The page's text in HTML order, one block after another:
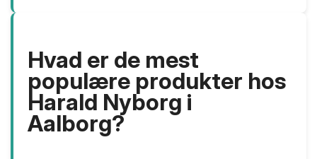
Hvad er de mest
populære produkter hos
Harald Nyborg i
Aalborg?